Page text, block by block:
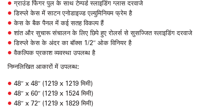
ग्राउंड फिंगर पुल के साथ टेम्पर्ड स्लाइडिंग ग्लास दरवाजे
डिस्प्ले केस में साटन एनोडाइज्ड एल्युमिनियम फ्रेम है
केस के बैक पैनल में कई सतह विकल्प हैं
शांत और सुचारू संचालन के लिए छिपे हुए रोलर्स से सुसज्जित स्लाइडिंग दरवाजे
डिस्प्ले केस के अंदर का बॉक्स 1/2″ ओक विनियर है
वैकल्पिक प्रकाश व्यवस्था उपलब्ध है
निम्नलिखित आकारों में उपलब्ध:
48″ x 48″ (1219 x 1219 मिमी)
48″ x 60″ (1219 x 1524 मिमी)
48″ x 72″ (1219 x 1829 मिमी)